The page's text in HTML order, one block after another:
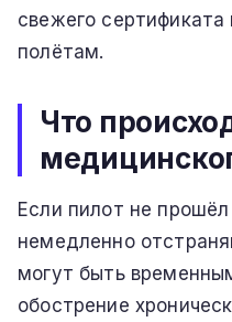
свежего
полётам.
Что
Если пилот не
немедленно
могут быть
обострение